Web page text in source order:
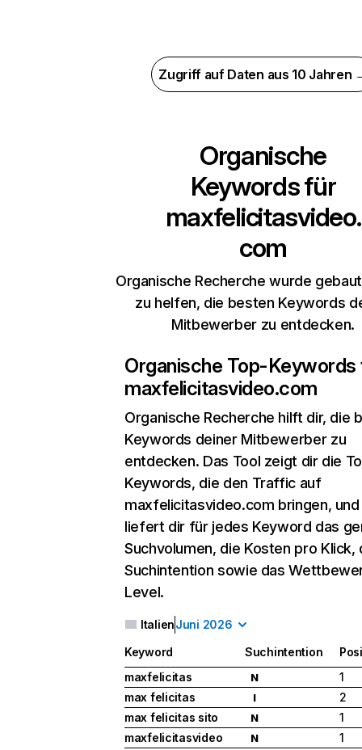
Zugriff auf Daten aus 10 Jahren
Organische
Keywords für
maxfelicitasvideo.
com
Organische Recherche wurde
zu helfen, die besten Keywords
Mitbewerber zu entdecken.
Organische Top-Keywords
maxfelicitasvideo.com
Organische Recherche hilft dir, die
Keywords deiner Mitbewerber zu
entdecken. Das Tool zeigt dir die
Keywords, die den Traffic auf
maxfelicitasvideo.com bringen, und
liefert dir für jedes Keyword das
Suchvolumen, die Kosten pro Klick,
Suchintention sowie das
Level.
ItalienJuni 2026
Keyword Suchintention
maxfelicitas
N
1
max felicitas
I
2
max felicitas sito
N
1
maxfelicitasvideo
N
1